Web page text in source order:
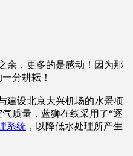
余，更多的是感动！因为那
分耕耘！
设北京大兴机场的水景项
质量，蓝狮在线采用了“逐
系统 ，以降低水处理所产生